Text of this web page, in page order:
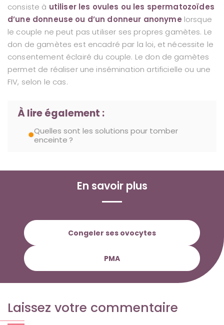
consiste à utiliser les ovules ou les spermatozoïdes
d’une donneuse ou d’un donneur anonyme lorsque
le couple ne peut pas utiliser ses propres gamètes. Le
don de gamètes est encadré par la loi, et nécessite le
consentement éclairé du couple. Le don de gamètes
permet de réaliser une insémination artificielle ou une
FIV, selon le cas.
À lire également :
Quelles sont les solutions pour tomber
enceinte ?
En savoir plus
Congeler ses ovocytes
PMA
Laissez votre commentaire